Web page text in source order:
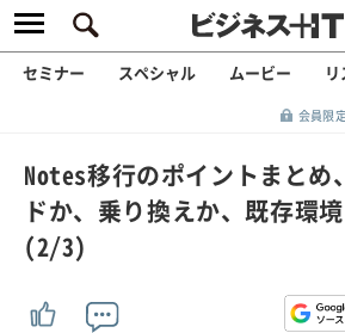
セミナー スペシャル ムービー
会員限
Notes移行のポイントまとめ
ドか、乗り換えか、既存環
(2/3)